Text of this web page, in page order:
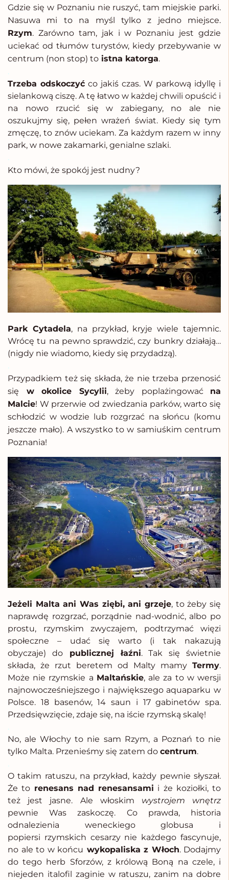
Gdzie się w Poznaniu nie ruszyć, tam miejskie parki.
Nasuwa mi to na myśl tylko z jedno miejsce.
Rzym. Zarówno tam, jak i w Poznaniu jest gdzie
uciekać od tłumów turystów, kiedy przebywanie w
centrum (non stop) to istna katorga.
.
Trzeba odskoczyć co jakiś czas. W parkową idyllę i
sielankową ciszę. A tę łatwo w każdej chwili opuścić i
na nowo rzucić się w zabiegany, no ale nie
oszukujmy się, pełen wrażeń świat. Kiedy się tym
zmęczę, to znów uciekam. Za każdym razem w inny
park, w nowe zakamarki, genialne szlaki.
.
Kto mówi, że spokój jest nudny?
Park Cytadela, na przykład, kryje wiele tajemnic.
Wrócę tu na pewno sprawdzić, czy bunkry działają…
(nigdy nie wiadomo, kiedy się przydadzą).
.
Przypadkiem też się składa, że nie trzeba przenosić
się w okolice Sycylii, żeby poplażingować na
Malcie! W przerwie od zwiedzania parków, warto się
schłodzić w wodzie lub rozgrzać na słońcu (komu
jeszcze mało). A wszystko to w samiuśkim centrum
Poznania!
Jeżeli Malta ani Was ziębi, ani grzeje, to żeby się
naprawdę rozgrzać, porządnie nad-wodnić, albo po
prostu, rzymskim zwyczajem, podtrzymać więzi
społeczne – udać się warto (i tak nakazują
obyczaje) dopublicznej łaźni. Tak się świetnie
składa, że rzut beretem od Malty mamy Termy.
Może nie rzymskie a Maltańskie, ale za to w wersji
najnowocześniejszego i największego aquaparku w
Polsce. 18 basenów, 14 saun i 17 gabinetów spa.
Przedsięwzięcie, zdaje się, na iście rzymską skalę!
.
No, ale Włochy to nie sam Rzym, a Poznań to nie
tylko Malta. Przenieśmy się zatem do centrum.
.
O takim ratuszu, na przykład, każdy pewnie słyszał.
Że to renesans nad renesansami i że koziołki, to
też jest jasne. Ale włoskim wystrojem wnętrz
pewnie Was zaskoczę. Co prawda, historia
odnalezienia weneckiego globusa i
popiersi rzymskich cesarzy nie każdego fascynuje,
no ale to w końcu wykopaliska z Włoch. Dodajmy
do tego herb Sforzów, z królową Boną na czele, i
niejeden italofil zaginie w ratuszu, zanim na dobre